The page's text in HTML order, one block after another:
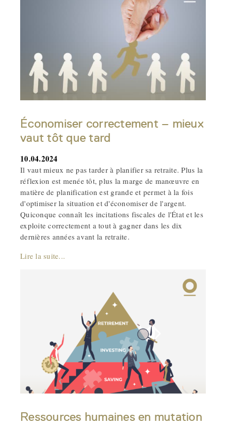
Économiser correctement – mieux
vaut tôt que tard
10.04.2024
Il vaut mieux ne pas tarder à planifier sa retraite. Plus la
réflexion est menée tôt, plus la marge de manœuvre en
matière de planification est grande et permet à la fois
d'optimiser la situation et d'économiser de l'argent.
Quiconque connaît les incitations fiscales de l'État et les
exploite correctement a tout à gagner dans les dix
dernières années avant la retraite.
Lire la suite...
Ressources humaines en mutation